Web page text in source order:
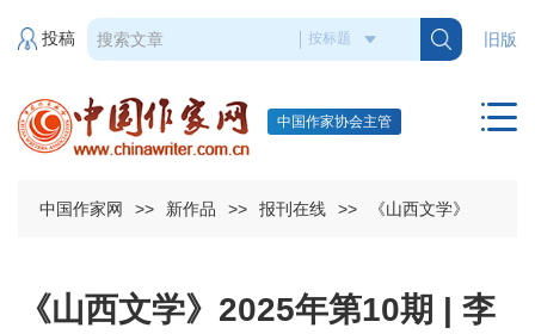
旧版
投稿
中国作家协会主管
中国作家网 >> 新作品 >> 报刊在线 >> 《山西文学》
《山西文学》2025年第10期 | 李